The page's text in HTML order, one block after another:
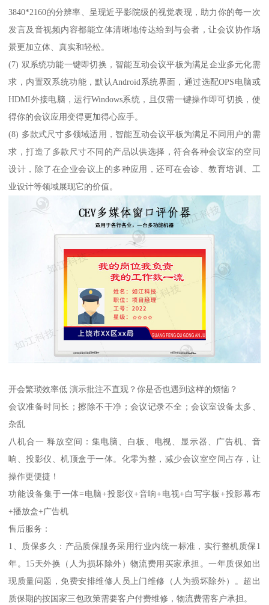
3840*2160的分辨率、呈现近乎影院级的视觉表现，助力你的每一次
发言及音视频内容都能立体清晰地传达给到与会者，让会议协作场
景更加立体、真实和轻松。
(7) 双系统功能一键即切换，智能互动会议平板为满足企业多元化需
求，内置双系统功能，默认Android系统界面，通过选配OPS电脑或
HDMI外接电脑，运行Windows系统，且仅需一键操作即可切换，使
得你的会议应用变得更加得心应手。
(8) 多款式尺寸多领域适用，智能互动会议平板为满足不同用户的需
求，打造了多款尺寸不同的产品以供选择，符合各种会议室的空间
设计，除了在企业会议上的多种应用，还可在会诊、教育培训、工
业设计等领域展现它的价值。
开会繁琐效率低 演示批注不直观？你是否也遇到这样的烦恼？
会议准备时间长；擦除不干净；会议记录不全；会议室设备太多、
杂乱
八机合一 释放空间：集电脑、白板、电视、显示器、广告机、音
响、投影仪、机顶盒于一体。化零为整，减少会议室空间占存，让
操作更便捷！
功能设备集于一体=电脑+投影仪+音响+电视+白写字板+投影幕布
+播放盒+广告机
售后服务：
1、质保多久：产品质保服务采用行业内统一标准，实行整机质保1
年。15天外换（人为损坏除外）物流费用买家承担。一年质保如出
现质量问题，免费安排维修人员上门维修（人为损坏除外）。超出
质保期的按国家三包政策需要客户付费维修，物流费需客户承担。